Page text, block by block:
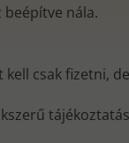
nála.
kell csak fizetni,